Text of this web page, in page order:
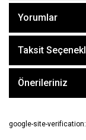
Yorumlar
Taksit
Önerileriniz
google-site-